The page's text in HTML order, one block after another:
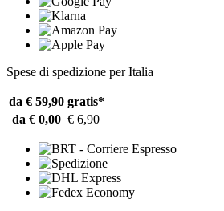
Spese di spedizione per Italia
da € 59,90 gratis*
da € 0,00 € 6,90